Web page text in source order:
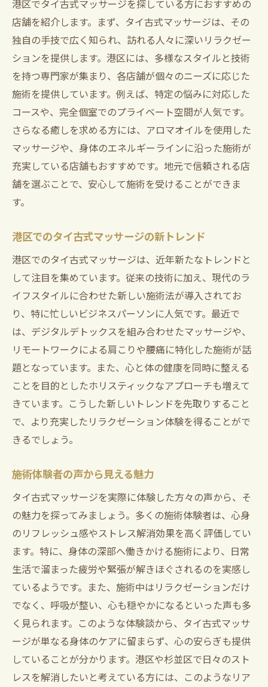
港区でタイ古式マッサージを探している方におすすめの
店舗を紹介します。まず、タイ古式マッサージは、その
独自の手技で広く知られ、訪れる人々に深いリラクゼー
ションを提供します。港区には、多様なスタイルと技術
を持つ専門家が集まり、各店舗が個々のニーズに応じた
施術を提供しています。例えば、特定の悩みに対応した
コースや、完全個室でのプライベート空間が人気です。
さらなる癒しを求める方には、アロマオイルを使用した
マッサージや、身体のエネルギーラインに沿った施術が
充実している店舗もおすすめです。地元で信頼される店
舗を選ぶことで、安心して施術を受けることができま
す。
港区でのタイ古式マッサージの新トレンド
港区でのタイ古式マッサージは、近年新たなトレンドと
して注目を集めています。従来の技術に加え、現代のラ
イフスタイルに合わせた新しい施術法が導入されてお
り、特に忙しいビジネスパーソンに人気です。最近で
は、デジタルデトックスを組み合わせたマッサージや、
リモートワークによる肩こりや腰痛に特化した施術が話
題となっています。また、心と体の健康を同時に整える
ことを目的としたホリスティックなアプローチも増えて
きています。こうした新しいトレンドを先取りすること
で、より充実したリラクゼーション体験を得ることがで
きるでしょう。
施術体験者の声から見える魅力
タイ古式マッサージを実際に体験した方々の声から、そ
の魅力を探ってみましょう。多くの施術体験者は、心身
のリフレッシュ感やストレス解消効果を高く評価してい
ます。特に、身体の深部へ働きかける施術により、日常
生活で溜まった疲労や緊張が解きほぐされるのを実感し
ているようです。また、施術中はリラクゼーションだけ
でなく、呼吸が整い、心も穏やかになるといった声も多
く見られます。このような体験談から、タイ古式マッサ
ージが単なる身体のケアに留まらず、心の安らぎも提供
していることが分かります。港区や杉並区で日々のスト
レスを解消したいと考えている方には、このようなリア